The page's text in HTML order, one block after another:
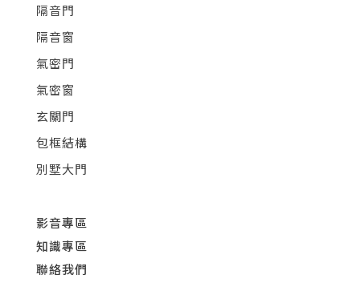
隔音門
隔音窗
氣密門
氣密窗
玄關門
包框結構
別墅大門
影音專區
知識專區
聯絡我們